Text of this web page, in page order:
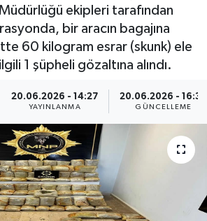
ekipleri tarafından
bir aracın bagajına
60 kilogram esrar (skunk) ele
1 şüpheli gözaltına alındı.
20.06.2026 - 14:27
YAYINLANMA
20.06.2026 - 16:34
GÜNCELLEME